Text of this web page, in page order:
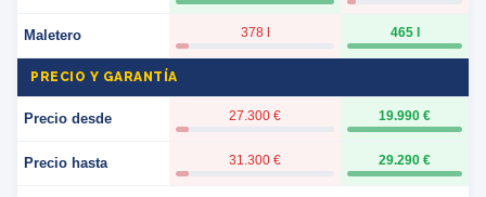
Maletero 378 l 465 l
PRECIO Y GARANTÍA
Precio desde 27.300 € 19.990 €
Precio hasta 31.300 € 29.290 €